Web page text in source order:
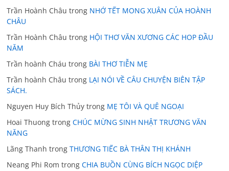
Trần Hoành Châu trong NHỚ TẾT MONG XUÂN CỦA HOÀNH
CHÂU
Trần Hoành Châu trong HỘI THƠ VĂN XƯƠNG CÁC HOP ĐẦU
NĂM
Trần hoành Cháu trong BÀI THƠ TIỄN MẸ
Trần hoành Châu trong LẠI NÓI VỀ CÂU CHUYỆN BIÊN TẬP
SÁCH.
Nguyen Huy Bích Thủy trong MẸ TÔI VÀ QUÊ NGOẠI
Hoai Thuong trongCHÚC MỪNG SINH NHẬT TRƯƠNG VĂN
NĂNG
Lãng Thanh trongTHƯƠNG TIẾC BÀ THÂN THỊ KHÁNH
Neang Phi Rom trongCHIA BUỒN CÙNG BÍCH NGỌC DIỆP